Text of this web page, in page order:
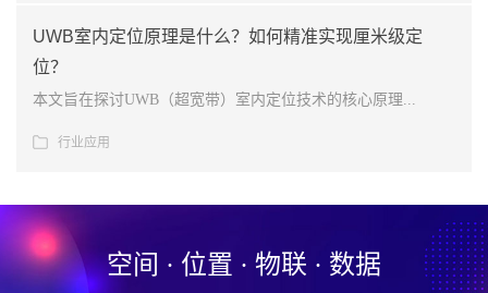
UWB室内定位原理是什么？如何精准实现厘米级定
位？
本文旨在探讨UWB（超宽带）室内定位技术的核心原理...
行业应用
空间 · 位置 · 物联 · 数据